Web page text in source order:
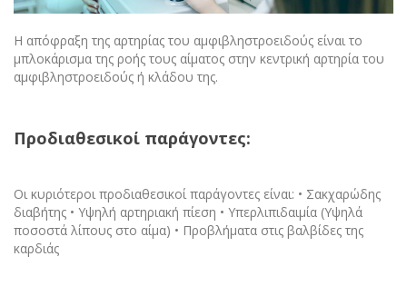
Η απόφραξη της αρτηρίας του αμφιβληστροειδούς είναι το
μπλοκάρισμα της ροής τους αίματος στην κεντρική αρτηρία του
αμφιβληστροειδούς ή κλάδου της.
Προδιαθεσικοί παράγοντες:
Οι κυριότεροι προδιαθεσικοί παράγοντες είναι: • Σακχαρώδης
διαβήτης • Υψηλή αρτηριακή πίεση • Υπερλιπιδαιμία (Υψηλά
ποσοστά λίπους στο αίμα) • Προβλήματα στις βαλβίδες της
καρδιάς